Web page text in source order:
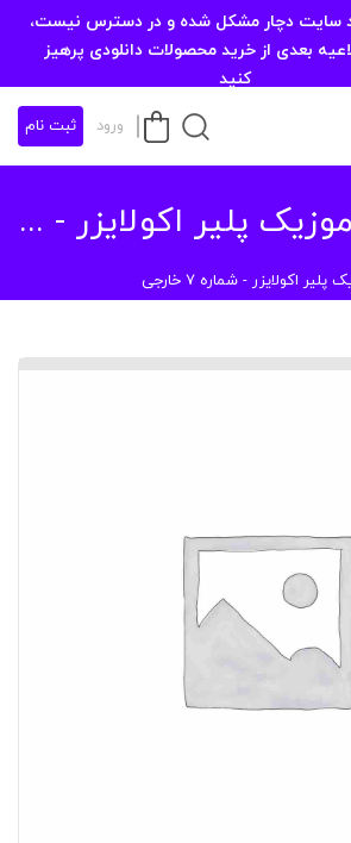
سایت دچار مشکل شده و در دسترس نیست،
بعدی از خرید محصولات دانلودی پرهیز
کنید
ورود ثبت نام
موزیک پلیر اکولایزر - شماره 7 خارجی
پلیر اکولایزر - شماره 7 خارجی